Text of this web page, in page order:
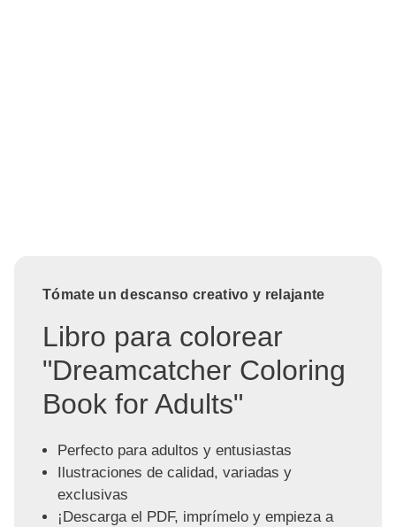
Tómate un descanso creativo y relajante
Libro para colorear
"Dreamcatcher Coloring
Book for Adults"
Perfecto para adultos y entusiastas
Ilustraciones de calidad, variadas y
exclusivas
¡Descarga el PDF, imprímelo y empieza a